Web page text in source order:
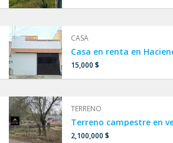
CASA
15,000 $
TERRENO
Terreno campestre en
2,100,000 $